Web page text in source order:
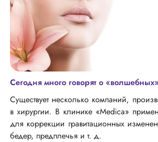
Сегодня много говорят о
Существует несколько компаний,
в хирургии. В клинике «Medica»
для коррекции гравитационных
бедер, предплечья и т. д.